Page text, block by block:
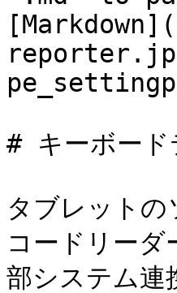
# キーボード
タブレット
コードリーダ
部システム連